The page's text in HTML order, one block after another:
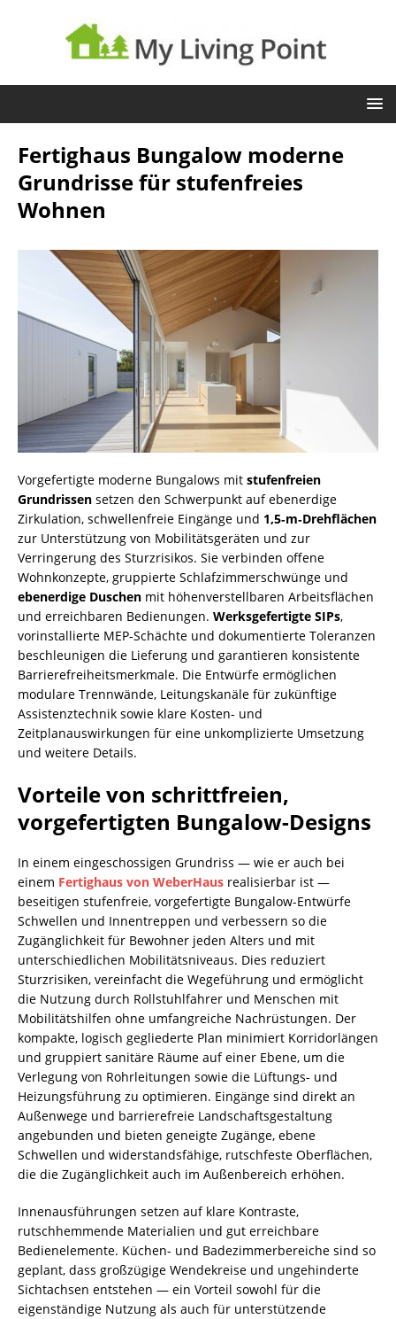
Fertighaus Bungalow moderne
Grundrisse für stufenfreies
Wohnen
Vorgefertigte moderne Bungalows mit stufenfreien
Grundrissen setzen den Schwerpunkt auf ebenerdige
Zirkulation, schwellenfreie Eingänge und 1,5‑m‑Drehflächen
zur Unterstützung von Mobilitätsgeräten und zur
Verringerung des Sturzrisikos. Sie verbinden offene
Wohnkonzepte, gruppierte Schlafzimmerschwünge und
ebenerdige Duschen mit höhenverstellbaren Arbeitsflächen
und erreichbaren Bedienungen. Werksgefertigte SIPs,
vorinstallierte MEP‑Schächte und dokumentierte Toleranzen
beschleunigen die Lieferung und garantieren konsistente
Barrierefreiheitsmerkmale. Die Entwürfe ermöglichen
modulare Trennwände, Leitungskanäle für zukünftige
Assistenztechnik sowie klare Kosten‑ und
Zeitplanauswirkungen für eine unkomplizierte Umsetzung
und weitere Details.
Vorteile von schrittfreien,
vorgefertigten Bungalow-Designs
In einem eingeschossigen Grundriss — wie er auch bei
einem Fertighaus von WeberHaus realisierbar ist —
beseitigen stufenfreie, vorgefertigte Bungalow-Entwürfe
Schwellen und Innentreppen und verbessern so die
Zugänglichkeit für Bewohner jeden Alters und mit
unterschiedlichen Mobilitätsniveaus. Dies reduziert
Sturzrisiken, vereinfacht die Wegeführung und ermöglicht
die Nutzung durch Rollstuhlfahrer und Menschen mit
Mobilitätshilfen ohne umfangreiche Nachrüstungen. Der
kompakte, logisch gegliederte Plan minimiert Korridorlängen
und gruppiert sanitäre Räume auf einer Ebene, um die
Verlegung von Rohrleitungen sowie die Lüftungs- und
Heizungsführung zu optimieren. Eingänge sind direkt an
Außenwege und barrierefreie Landschaftsgestaltung
angebunden und bieten geneigte Zugänge, ebene
Schwellen und widerstandsfähige, rutschfeste Oberflächen,
die die Zugänglichkeit auch im Außenbereich erhöhen.
Innenausführungen setzen auf klare Kontraste,
rutschhemmende Materialien und gut erreichbare
Bedienelemente. Küchen- und Badezimmerbereiche sind so
geplant, dass großzügige Wendekreise und ungehinderte
Sichtachsen entstehen — ein Vorteil sowohl für die
eigenständige Nutzung als auch für unterstützende